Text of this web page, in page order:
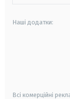
Наші додатки:
Всі комерційні